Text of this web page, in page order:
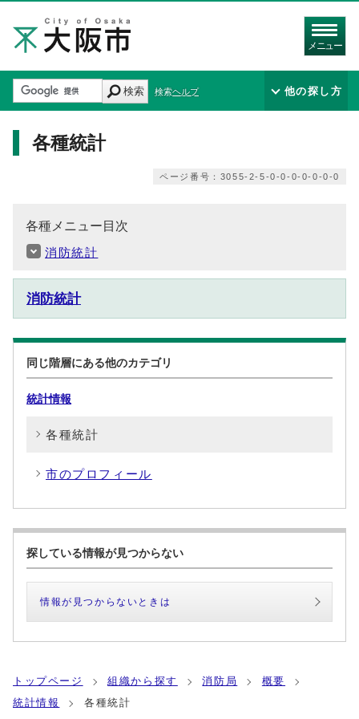
メニュー
検索 検索ヘルプ 他の探し方
各種統計
ページ番号：3055-2-5-0-0-0-0-0-0-0
各種メニュー目次
消防統計
消防統計
同じ階層にある他のカテゴリ
統計情報
各種統計
市のプロフィール
探している情報が見つからない
情報が見つからないときは
トップページ 組織から探す 消防局
概要
統計情報
各種統計